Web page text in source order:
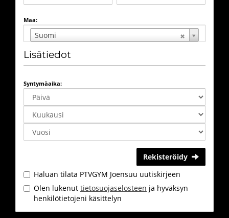
Maa:
Suomi
Lisätiedot
Syntymäaika:
Rekisteröidy
Haluan tilata PTVGYM Joensuu uutiskirjeen
Olen lukenut tietosuojaselosteen ja hyväksyn
henkilötietojeni käsittelyn